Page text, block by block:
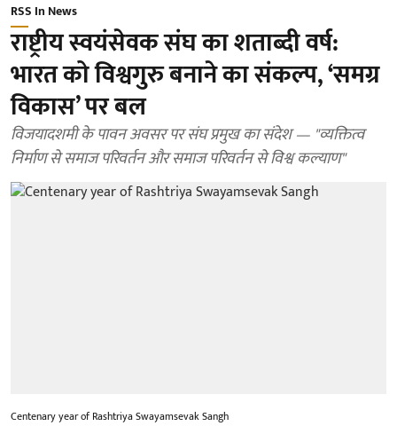
RSS In News
राष्ट्रीय स्वयंसेवक संघ का शताब्दी वर्ष:
भारत को विश्वगुरु बनाने का संकल्प, ‘समग्र
विकास’ पर बल
विजयादशमी के पावन अवसर पर संघ प्रमुख का संदेश — "व्यक्तित्व
निर्माण से समाज परिवर्तन और समाज परिवर्तन से विश्व कल्याण"
Centenary year of Rashtriya Swayamsevak Sangh